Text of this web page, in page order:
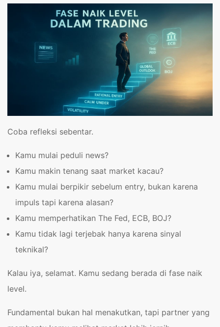
Coba refleksi sebentar.
Kamu mulai peduli news?
Kamu makin tenang saat market kacau?
Kamu mulai berpikir sebelum entry, bukan karena
impuls tapi karena alasan?
Kamu memperhatikan The Fed, ECB, BOJ?
Kamu tidak lagi terjebak hanya karena sinyal
teknikal?
Kalau iya, selamat. Kamu sedang berada di fase naik
level.
Fundamental bukan hal menakutkan, tapi partner yang